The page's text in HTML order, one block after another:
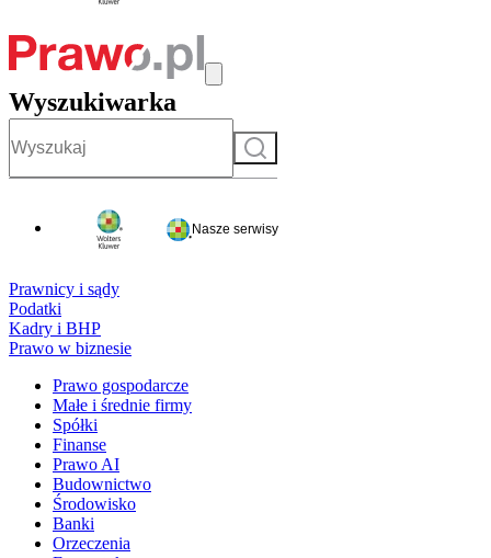
Wyszukiwarka
Szukaj
Nasze serwisy
Prawnicy i sądy
Podatki
Kadry i BHP
Prawo w biznesie
Prawo gospodarcze
Małe i średnie firmy
Spółki
Finanse
Prawo AI
Budownictwo
Środowisko
Banki
Orzeczenia